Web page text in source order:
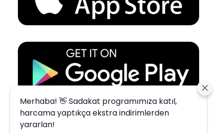
Merhaba! 👋 Sadakat programımıza katıl,
harcama yaptıkça ekstra indirimlerden
yararlan!